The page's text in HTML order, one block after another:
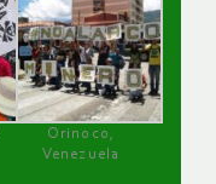
Orinoco,
Venezuela